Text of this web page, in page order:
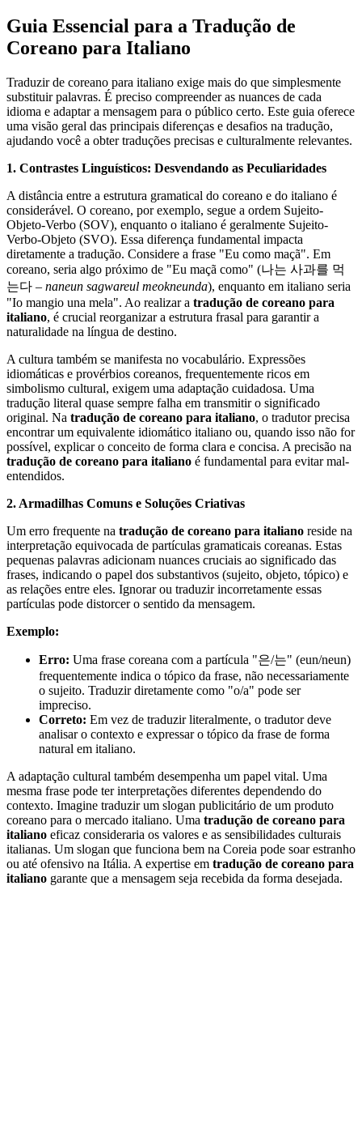
Guia Essencial para a Tradução de
Coreano para Italiano
Traduzir de coreano para italiano exige mais do que simplesmente
substituir palavras. É preciso compreender as nuances de cada
idioma e adaptar a mensagem para o público certo. Este guia oferece
uma visão geral das principais diferenças e desafios na tradução,
ajudando você a obter traduções precisas e culturalmente relevantes.
1. Contrastes Linguísticos: Desvendando as Peculiaridades
A distância entre a estrutura gramatical do coreano e do italiano é
considerável. O coreano, por exemplo, segue a ordem Sujeito-
Objeto-Verbo (SOV), enquanto o italiano é geralmente Sujeito-
Verbo-Objeto (SVO). Essa diferença fundamental impacta
diretamente a tradução. Considere a frase "Eu como maçã". Em
coreano, seria algo próximo de "Eu maçã como" (나는 사과를 먹
는다 – naneun sagwareul meokneunda), enquanto em italiano seria
"Io mangio una mela". Ao realizar a tradução de coreano para
italiano, é crucial reorganizar a estrutura frasal para garantir a
naturalidade na língua de destino.
A cultura também se manifesta no vocabulário. Expressões
idiomáticas e provérbios coreanos, frequentemente ricos em
simbolismo cultural, exigem uma adaptação cuidadosa. Uma
tradução literal quase sempre falha em transmitir o significado
original. Na tradução de coreano para italiano, o tradutor precisa
encontrar um equivalente idiomático italiano ou, quando isso não for
possível, explicar o conceito de forma clara e concisa. A precisão na
tradução de coreano para italiano é fundamental para evitar mal-
entendidos.
2. Armadilhas Comuns e Soluções Criativas
Um erro frequente na tradução de coreano para italiano reside na
interpretação equivocada de partículas gramaticais coreanas. Estas
pequenas palavras adicionam nuances cruciais ao significado das
frases, indicando o papel dos substantivos (sujeito, objeto, tópico) e
as relações entre eles. Ignorar ou traduzir incorretamente essas
partículas pode distorcer o sentido da mensagem.
Exemplo:
Erro: Uma frase coreana com a partícula "은/는" (eun/neun)
frequentemente indica o tópico da frase, não necessariamente
o sujeito. Traduzir diretamente como "o/a" pode ser
impreciso.
Correto: Em vez de traduzir literalmente, o tradutor deve
analisar o contexto e expressar o tópico da frase de forma
natural em italiano.
A adaptação cultural também desempenha um papel vital. Uma
mesma frase pode ter interpretações diferentes dependendo do
contexto. Imagine traduzir um slogan publicitário de um produto
coreano para o mercado italiano. Uma tradução de coreano para
italiano eficaz consideraria os valores e as sensibilidades culturais
italianas. Um slogan que funciona bem na Coreia pode soar estranho
ou até ofensivo na Itália. A expertise em tradução de coreano para
italiano garante que a mensagem seja recebida da forma desejada.